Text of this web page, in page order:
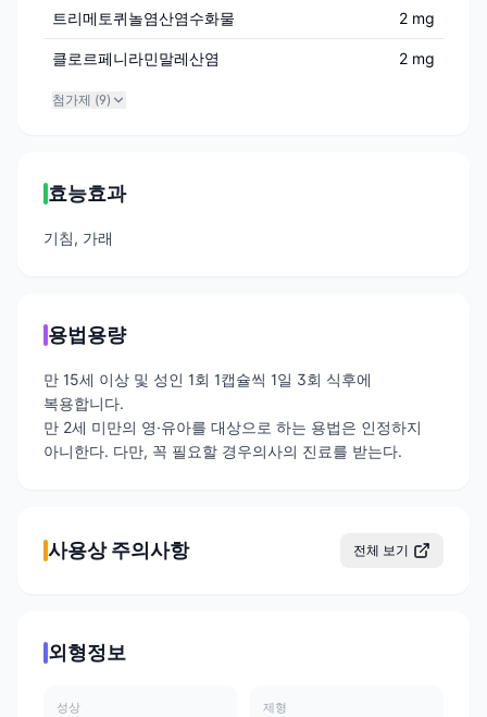
트리메토퀴놀염산염수화물 2 mg
클로르페니라민말레산염 2 mg
첨가제 (9)
효능효과
기침, 가래
용법용량
만 15세 이상 및 성인 1회 1캡슐씩 1일 3회 식후에
복용합니다.
만 2세 미만의 영·유아를 대상으로 하는 용법은 인정하지
아니한다. 다만, 꼭 필요할 경우의사의 진료를 받는다.
사용상 주의사항 전체 보기
외형정보
성상 제형